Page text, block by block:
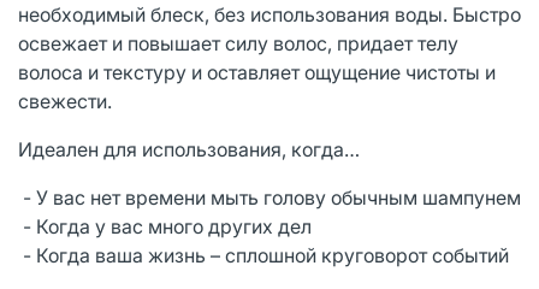
необходимый блеск, без использования воды. Быстро
освежает и повышает силу волос, придает телу
волоса и текстуру и оставляет ощущение чистоты и
свежести.
Идеален для использования, когда…
- У вас нет времени мыть голову обычным шампунем
- Когда у вас много других дел
- Когда ваша жизнь – сплошной круговорот событий